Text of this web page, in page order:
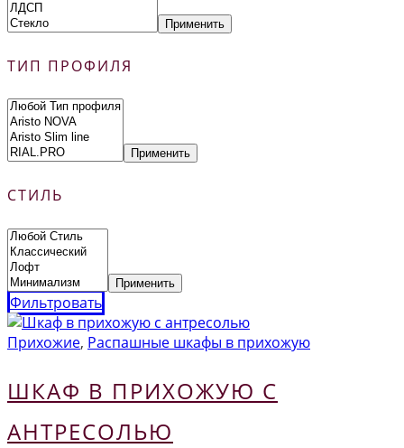
Применить
ТИП ПРОФИЛЯ
Применить
СТИЛЬ
Применить
Фильтровать
Прихожие, Распашные шкафы в прихожую
ШКАФ В ПРИХОЖУЮ С
АНТРЕСОЛЬЮ